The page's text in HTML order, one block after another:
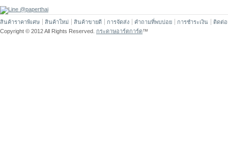
สินค้าราคาพิเศษ สินค้าใหม่ สินค้าขายดี การจัดส่ง คำถามที่พบบ่อย การชำระเงิน
ติดต่อ
Copyright © 2012 All Rights Reserved. กระดาษอาร์ตการ์ด™